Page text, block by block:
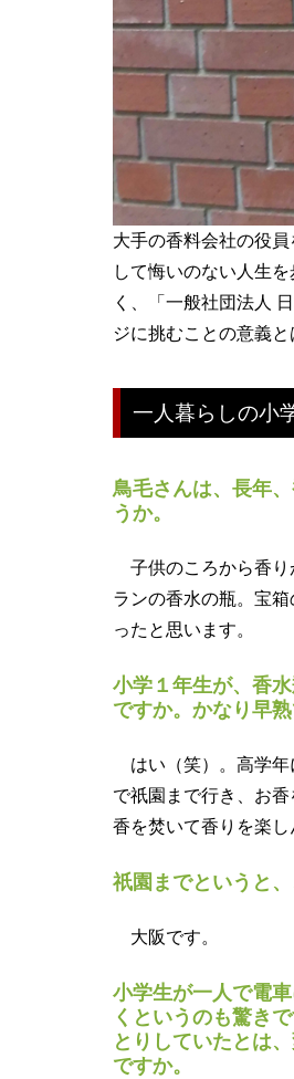
大手の香料会社の役
して悔いのない人生
く、「一般社団法人
ジに挑むことの意義
一人暮らしの小
鳥毛さんは、長年
うか。
子供のころから香り
ランの香水の瓶。宝
ったと思います。
小学１年生が、香
ですか。かなり早熟
はい（笑）。高学年
で祇園まで行き、お
香を焚いて香りを楽し
祇園までというと
大阪です。
小学生が一人で電
くというのも驚き
とりしていたとは
ですか。